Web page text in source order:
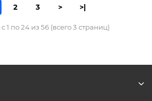
2 3 > >|
1 по 24 из 56 (всего 3 страниц)